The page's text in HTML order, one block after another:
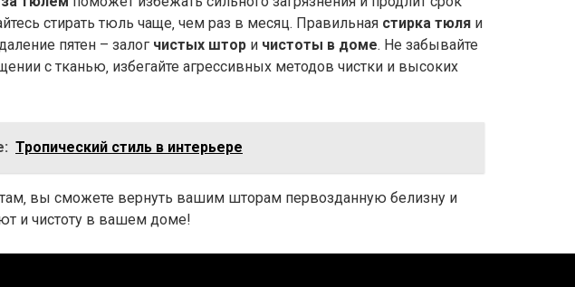
стирать тюль чаще‚ чем раз в месяц. Правильная стирка тюля и
пятен – залог чистых штор и чистоты в доме. Не забывайте
с тканью‚ избегайте агрессивных методов чистки и высоких
Тропический стиль в интерьере
вы сможете вернуть вашим шторам первозданную белизну и
и чистоту в вашем доме!